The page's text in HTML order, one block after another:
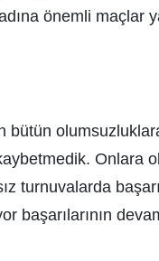
önemli maçlar
bütün
Onlara
turnuvalarda
başarılarının